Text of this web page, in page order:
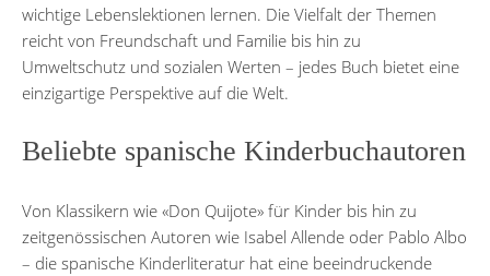
wichtige Lebenslektionen lernen. Die Vielfalt der Themen
reicht von Freundschaft und Familie bis hin zu
Umweltschutz und sozialen Werten – jedes Buch bietet eine
einzigartige Perspektive auf die Welt.
Beliebte spanische Kinderbuchautoren
Von Klassikern wie «Don Quijote» für Kinder bis hin zu
zeitgenössischen Autoren wie Isabel Allende oder Pablo Albo
– die spanische Kinderliteratur hat eine beeindruckende